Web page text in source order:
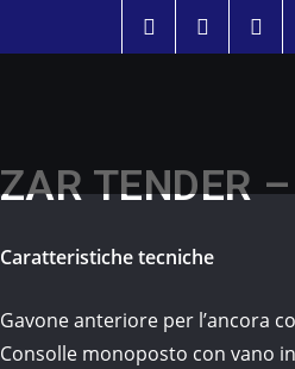
ZAR TENDER
Caratteristiche tecniche
Gavone anteriore per l’ancora
Consolle monoposto con vano